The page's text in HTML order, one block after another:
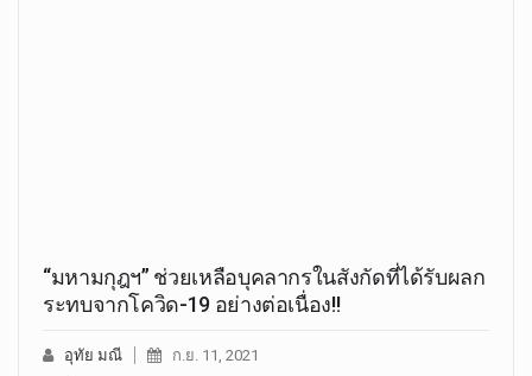
“มหามกุฎฯ” ช่วยเหลือบุคลากรในสังกัดที่ได้รับผลก
ระทบจากโควิด-19 อย่างต่อเนื่อง!!
อุทัย มณี ก.ย. 11, 2021